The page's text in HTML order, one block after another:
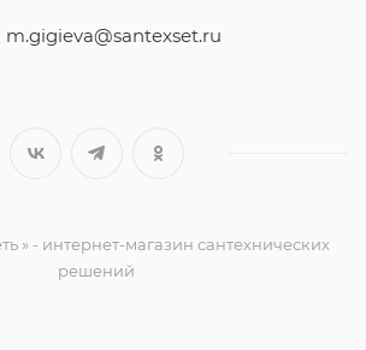
m.gigieva@santexset.ru
» - интернет-магазин сантехнических
решений